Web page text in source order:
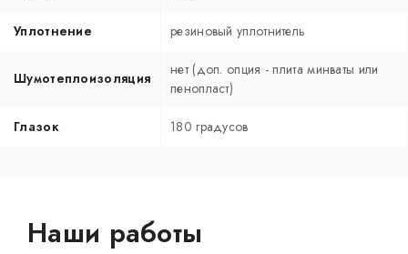
Уплотнение резиновый уплотнитель
Шумотеплоизоляция
нет (доп. опция - плита минваты или
пенопласт)
Глазок 180 градусов
Наши работы